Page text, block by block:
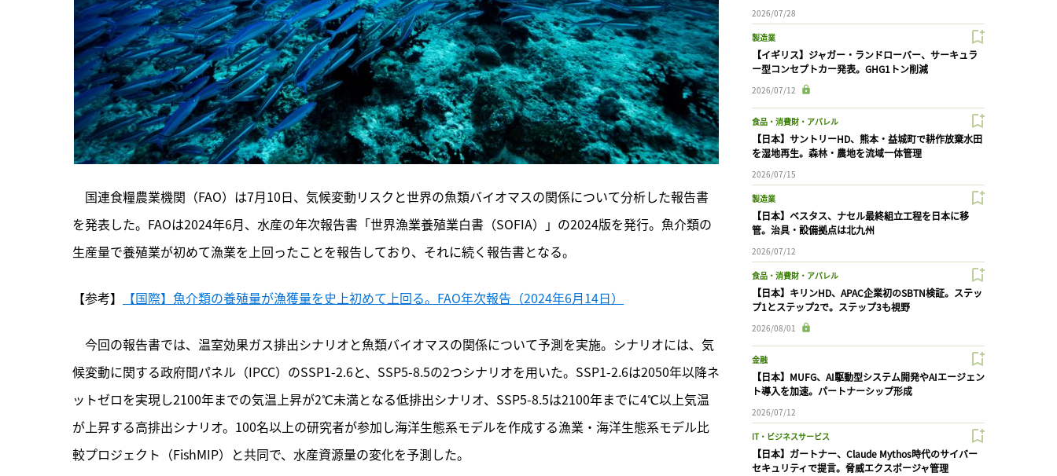
国連食糧農業機関（FAO）は7月10日、気候変動リスクと世界の魚類バイオマスの関係について分析した報告書
を発表した。FAOは2024年6月、水産の年次報告書「世界漁業養殖業白書（SOFIA）」の2024版を発行。魚介類の
生産量で養殖業が初めて漁業を上回ったことを報告しており、それに続く報告書となる。
【参考】 【国際】魚介類の養殖量が漁獲量を史上初めて上回る。FAO年次報告（2024年6月14日）
今回の報告書では、 温室効果ガス排出シナリオと魚類バイオマスの関係について予測を実施。シナリオには、気
候変動に関する政府間パネル（IPCC）のSSP1-2.6と、SSP5-8.5の2つシナリオを用いた。SSP1-2.6は2050年以降ネ
ットゼロを実現し2100年までの気温上昇が2℃未満となる低排出シナリオ、SSP5-8.5は2100年までに4℃以上気温
が上昇する高排出シナリオ。100名以上の研究者が参加し海洋生態系モデルを作成する漁業・海洋生態系モデル比
較プロジェクト（FishMIP）と共同で、水産資源量の変化を予測した。
2026/07/28
製造業
【イギリス】ジャガー・ランドローバー、サーキュラ
ー型コンセプトカー発表。GHG1トン削減
2026/07/12
食品・消費財・アパレル
【日本】サントリーHD、熊本・益城町で耕作放棄水田
を湿地再生。森林・農地を流域一体管理
2026/07/15
製造業
【日本】ベスタス、ナセル最終組立工程を日本に移
管。治具・設備拠点は北九州
2026/07/12
食品・消費財・アパレル
【日本】キリンHD、APAC企業初のSBTN検証。ステッ
プ1とステップ2で。ステップ3も視野
2026/08/01
金融
【日本】MUFG、AI駆動型システム開発やAIエージェン
ト導入を加速。パートナーシップ形成
2026/07/12
IT・ビジネスサービス
【日本】ガートナー、Claude Mythos時代のサイバー
セキュリティで提言。脅威エクスポージャ管理